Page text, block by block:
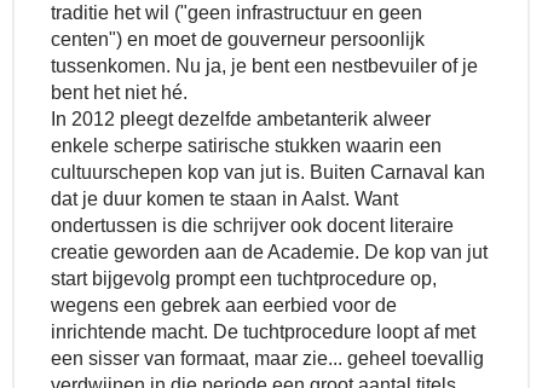
traditie het wil ("geen infrastructuur en geen
centen") en moet de gouverneur persoonlijk
tussenkomen. Nu ja, je bent een nestbevuiler of je
bent het niet hé.
In 2012 pleegt dezelfde ambetanterik alweer
enkele scherpe satirische stukken waarin een
cultuurschepen kop van jut is. Buiten Carnaval kan
dat je duur komen te staan in Aalst. Want
ondertussen is die schrijver ook docent literaire
creatie geworden aan de Academie. De kop van jut
start bijgevolg prompt een tuchtprocedure op,
wegens een gebrek aan eerbied voor de
inrichtende macht. De tuchtprocedure loopt af met
een sisser van formaat, maar zie... geheel toevallig